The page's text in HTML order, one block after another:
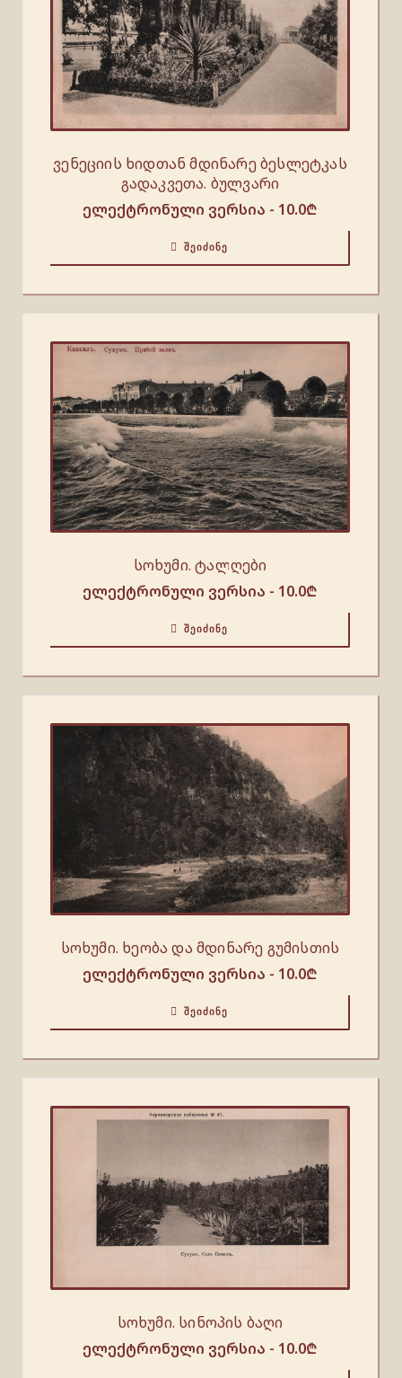
ვენეციის ხიდთან მდინარე ბესლეტკას
გადაკვეთა. ბულვარი
ელექტრონული ვერსია - 10.0₾
ᲨᲔᲘᲫᲘᲜᲔ
სოხუმი. ტალღები
ელექტრონული ვერსია - 10.0₾
ᲨᲔᲘᲫᲘᲜᲔ
სოხუმი. ხეობა და მდინარე გუმისთის
ელექტრონული ვერსია - 10.0₾
ᲨᲔᲘᲫᲘᲜᲔ
სოხუმი. სინოპის ბაღი
ელექტრონული ვერსია - 10.0₾